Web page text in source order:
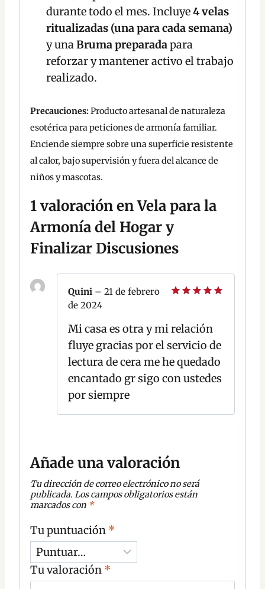
durante todo el mes. Incluye4 velas
ritualizadas (una para cada semana)
y unaBruma preparadapara
reforzar y mantener activo el trabajo
realizado.
Precauciones:Producto artesanal de naturaleza
esotérica para peticiones de armonía familiar.
Enciende siempre sobre una superficie resistente
al calor, bajo supervisión y fuera del alcance de
niños y mascotas.
1 valoración enVela para la
Armonía del Hogar y
Finalizar Discusiones
Quini – 21 de febrero
de 2024
Mi casa es otra y mi relación
fluye gracias por el servicio de
lectura de cera me he quedado
encantado gr sigo con ustedes
por siempre
Añade una valoración
Tu dirección de correo electrónico no será
publicada. Los campos obligatorios están
marcados con *
Tu puntuación *
Tu valoración *